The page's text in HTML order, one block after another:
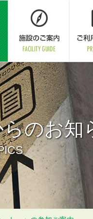
のお知